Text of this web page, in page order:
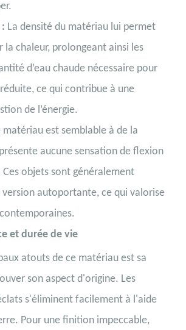
La densité du matériau lui permet
la chaleur, prolongeant ainsi les
d’eau chaude nécessaire pour
ce qui contribue à une
de l’énergie.
matériau est semblable à de la
aucune sensation de flexion
objets sont généralement
version autoportante, ce qui valorise
et durée de vie
atouts de ce matériau est sa
son aspect d'origine. Les
s'éliminent facilement à l'aide
Pour une finition impeccable,